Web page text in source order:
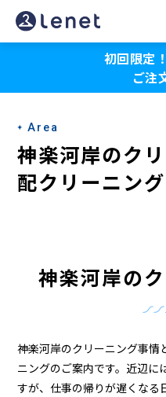
神
楽
岸
の
ク
リ
＆
宅
初回限定
ご注
Area
神楽河岸のク
配クリーニング
神楽河岸の
神楽河岸のクリーニング事情
ニングのご案内です。近辺に
すが、仕事の帰りが遅くなる